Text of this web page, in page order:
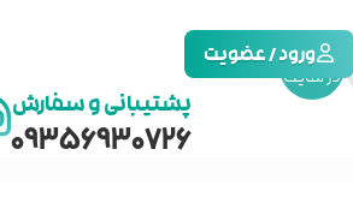
جستجو
در سایت
ورود / عضویت
پشتیبانی و سفارش
09356930726